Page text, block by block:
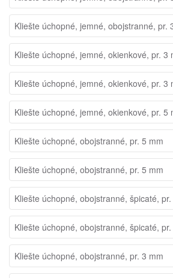
Kliešte úchopné, jemné, obojstranné, pr.
Kliešte úchopné, jemné, okienkové, pr. 3
Kliešte úchopné, jemné, okienkové, pr. 3
Kliešte úchopné, jemné, okienkové, pr. 5
Kliešte úchopné, obojstranné, pr. 5 mm
Kliešte úchopné, obojstranné, pr. 5 mm
Kliešte úchopné, obojstranné, špicaté,
Kliešte úchopné, obojstranné, špicaté,
Kliešte úchopné, obojstranné, pr. 3 mm